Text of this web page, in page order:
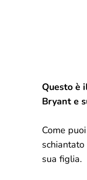
Questo è
Bryant e
Come
sua figlia.